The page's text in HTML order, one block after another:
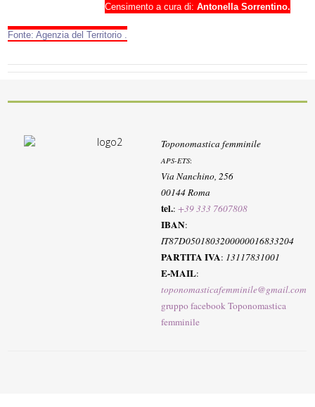
Censimento a cura di: Antonella Sorrentino.
Fonte: Agenzia del Territorio .
Toponomastica femminile
APS-ETS:
Via Nanchino, 256
00144 Roma
tel.:+39 333 7607808
IBAN:
IT87D0501803200000016833204
PARTITA IVA: 13117831001
E-MAIL:
toponomasticafemminile@gmail.com
gruppo facebook Toponomastica
femminile